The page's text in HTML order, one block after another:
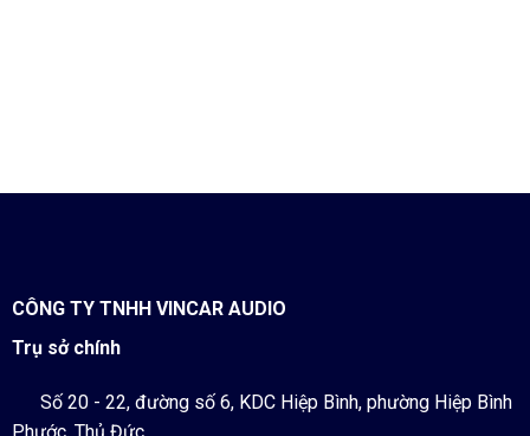
CÔNG TY TNHH VINCAR AUDIO
Trụ sở chính
Số 20 - 22, đường số 6, KDC Hiệp Bình, phường Hiệp Bình
Phước, Thủ Đức